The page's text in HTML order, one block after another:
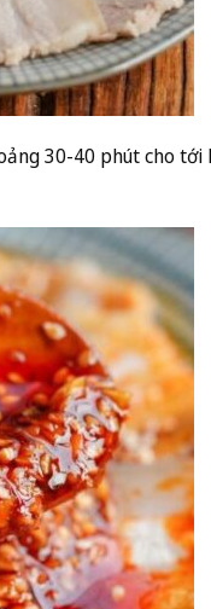
30-40 phút cho tới